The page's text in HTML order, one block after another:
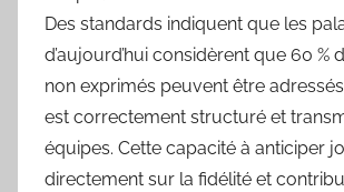
Des standards indiquent que les
d’aujourd’hui considèrent que 60 %
non exprimés peuvent être
est correctement structuré et
équipes. Cette capacité à anticiper
directement sur la fidélité et